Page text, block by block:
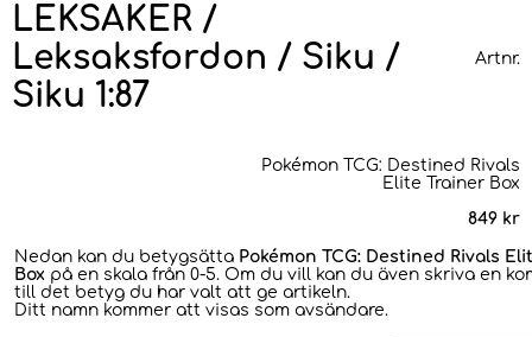
LEKSAKER /
Leksaksfordon / Siku /
Siku 1:87
Artnr.
Pokémon TCG: Destined Rivals
Elite Trainer Box
849 kr
Nedan kan du betygsätta Pokémon TCG: Destined Rivals
Box på en skala från 0-5. Om du vill kan du även skriva en
till det betyg du har valt att ge artikeln.
Ditt namn kommer att visas som avsändare.